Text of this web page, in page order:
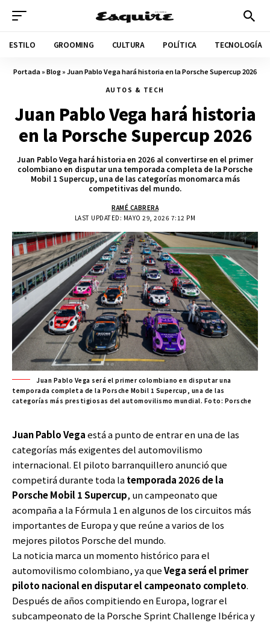
ESTILO GROOMING CULTURA POLÍTICA TECNOLOGÍA
Portada»Blog»Juan Pablo Vega hará historia en la Porsche Supercup 2026
AUTOS & TECH
Juan Pablo Vega hará historia
en la Porsche Supercup 2026
Juan Pablo Vega hará historia en 2026 al convertirse en el primer
colombiano en disputar una temporada completa de la Porsche
Mobil 1 Supercup, una de las categorías monomarca más
competitivas del mundo.
LAST UPDATED: MAYO 29, 2026 7:12 PM
RAMÉ CABRERA
Juan Pablo Vega será el primer colombiano en disputar una
temporada completa de la Porsche Mobil 1 Supercup, una de las
categorías más prestigiosas del automovilismo mundial. Foto: Porsche
Juan Pablo Vegaestá a punto de entrar en una de las
categorías más exigentes del automovilismo
internacional. El piloto barranquillero anunció que
competirá durante toda latemporada 2026 de la
Porsche Mobil 1 Supercup, un campeonato que
acompaña a la Fórmula 1 en algunos de los circuitos más
importantes de Europa y que reúne a varios de los
mejores pilotos Porsche del mundo.
La noticia marca un momento histórico para el
automovilismo colombiano, ya queVega será el primer
piloto nacional en disputar el campeonato completo.
Después de años compitiendo en Europa, lograr el
subcampeonato de la Porsche Sprint Challenge Ibérica y